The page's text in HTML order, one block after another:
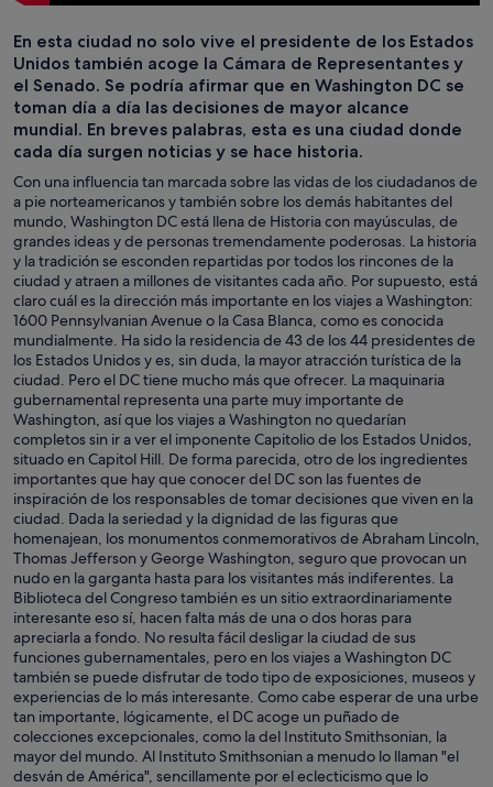
En esta ciudad no solo vive el presidente de los Estados
Unidos también acoge la Cámara de Representantes y
el Senado. Se podría afirmar que en Washington DC se
toman día a día las decisiones de mayor alcance
mundial. En breves palabras, esta es una ciudad donde
cada día surgen noticias y se hace historia.
Con una influencia tan marcada sobre las vidas de los ciudadanos de
a pie norteamericanos y también sobre los demás habitantes del
mundo, Washington DC está llena de Historia con mayúsculas, de
grandes ideas y de personas tremendamente poderosas. La historia
y la tradición se esconden repartidas por todos los rincones de la
ciudad y atraen a millones de visitantes cada año. Por supuesto, está
claro cuál es la dirección más importante en los viajes a Washington:
1600 Pennsylvanian Avenue o la Casa Blanca, como es conocida
mundialmente. Ha sido la residencia de 43 de los 44 presidentes de
los Estados Unidos y es, sin duda, la mayor atracción turística de la
ciudad. Pero el DC tiene mucho más que ofrecer. La maquinaria
gubernamental representa una parte muy importante de
Washington, así que los viajes a Washington no quedarían
completos sin ir a ver el imponente Capitolio de los Estados Unidos,
situado en Capitol Hill. De forma parecida, otro de los ingredientes
importantes que hay que conocer del DC son las fuentes de
inspiración de los responsables de tomar decisiones que viven en la
ciudad. Dada la seriedad y la dignidad de las figuras que
homenajean, los monumentos conmemorativos de Abraham Lincoln,
Thomas Jefferson y George Washington, seguro que provocan un
nudo en la garganta hasta para los visitantes más indiferentes. La
Biblioteca del Congreso también es un sitio extraordinariamente
interesante eso sí, hacen falta más de una o dos horas para
apreciarla a fondo. No resulta fácil desligar la ciudad de sus
funciones gubernamentales, pero en los viajes a Washington DC
también se puede disfrutar de todo tipo de exposiciones, museos y
experiencias de lo más interesante. Como cabe esperar de una urbe
tan importante, lógicamente, el DC acoge un puñado de
colecciones excepcionales, como la del Instituto Smithsonian, la
mayor del mundo. Al Instituto Smithsonian a menudo lo llaman "el
desván de América", sencillamente por el eclecticismo que lo